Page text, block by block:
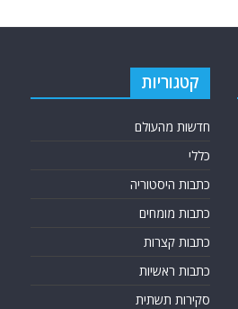
קטגוריות
חדשות מהעולם
כללי
כתבות היסטוריה
כתבות מומחים
כתבות קצרות
כתבות ראשיות
סקירות תשתית